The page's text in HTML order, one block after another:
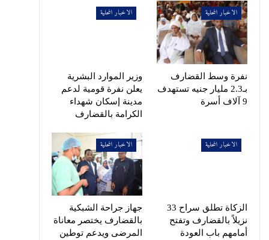
الاخبار المحلية
نفرة وسط القضارف
بـ2.3 مليار جنيه تستهدف
9 آلاف أسرة
الاخبار المحلية
وزير الموارد البشرية
يعلن نفرة قومية لدعم
مدينة إسكان شهداء
الكرامة بالقضارف
الاخبار المحلية
الزكاة تطلق سراح 33
نزيلاً بالقضارف وتفتح
أمامهم باب العودة
الاخبار المحلية
جهاز جراحة الشبكية
بالقضارف يختصر معاناة
المرضى ويدعم توطين